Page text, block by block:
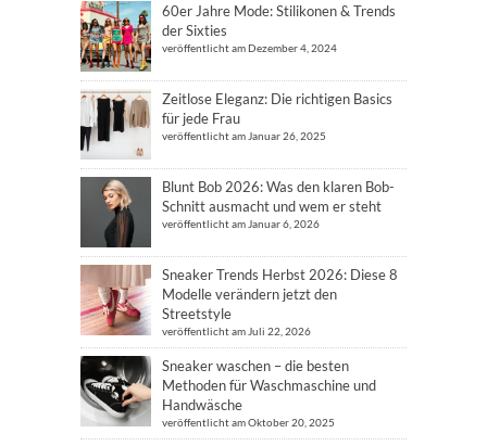
60er Jahre Mode: Stilikonen & Trends
der Sixties
veröffentlicht am Dezember 4, 2024
Zeitlose Eleganz: Die richtigen Basics
für jede Frau
veröffentlicht am Januar 26, 2025
Blunt Bob 2026: Was den klaren Bob-
Schnitt ausmacht und wem er steht
veröffentlicht am Januar 6, 2026
Sneaker Trends Herbst 2026: Diese 8
Modelle verändern jetzt den
Streetstyle
veröffentlicht am Juli 22, 2026
Sneaker waschen – die besten
Methoden für Waschmaschine und
Handwäsche
veröffentlicht am Oktober 20, 2025